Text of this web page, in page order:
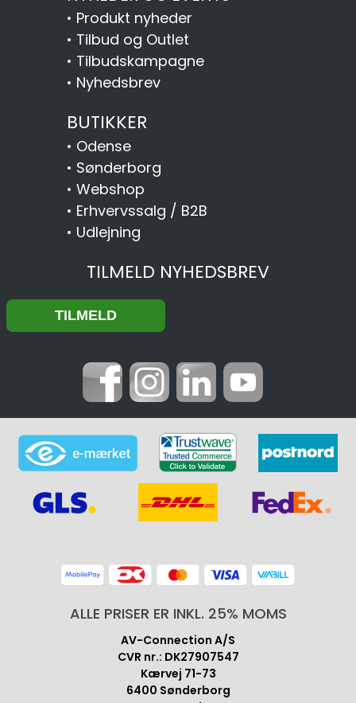
• Produkt nyheder
• Tilbud og Outlet
• Tilbudskampagne
• Nyhedsbrev
BUTIKKER
• Odense
• Sønderborg
• Webshop
• Erhvervssalg / B2B
• Udlejning
TILMELD NYHEDSBREV
ALLE PRISER ER INKL. 25% MOMS
AV-Connection A/S
CVR nr.: DK27907547
Kærvej 71-73
6400 Sønderborg